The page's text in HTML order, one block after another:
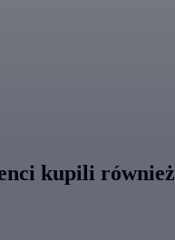
kupili również